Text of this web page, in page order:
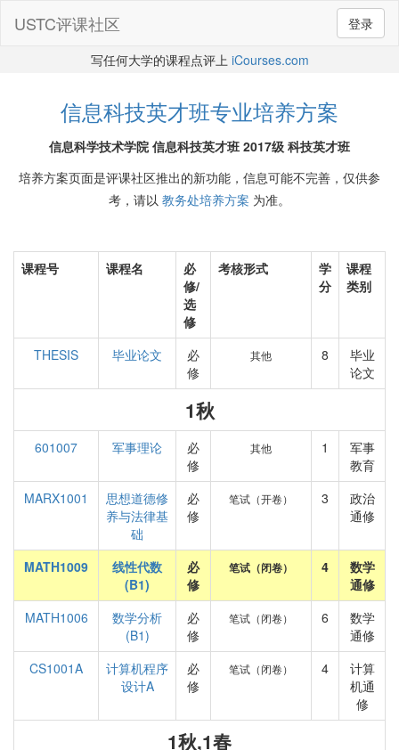
登录
USTC评课社区
写任何大学的课程点评上 iCourses.com
信息科技英才班专业培养方案
信息科学技术学院 信息科技英才班 2017级 科技英才班
培养方案页面是评课社区推出的新功能，信息可能不完善，仅供参
考，请以 教务处培养方案 为准。
课程号 课程名
必
修/
选
修
考核形式
学
分
课程
类别
THESIS 毕业论文
必
修
其他 8
毕业
论文
1秋
601007 军事理论
必
修
其他 1
军事
教育
MARX1001
思想道德修
养与法律基
础
必
修
笔试（开卷） 3
政治
通修
MATH1009
线性代数
(B1)
必
修
笔试（闭卷） 4
数学
通修
MATH1006
数学分析
(B1)
必
修
笔试（闭卷） 6
数学
通修
CS1001A
计算机程序
设计A
必
修
笔试（闭卷） 4
计算
机通
修
1秋,1春